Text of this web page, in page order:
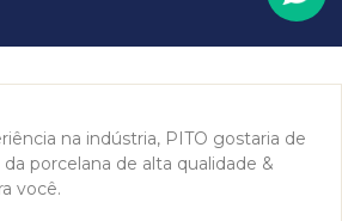
na indústria, PITO gostaria de
porcelana de alta qualidade &
você.